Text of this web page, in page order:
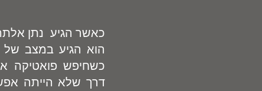
כאשר הגיע נתן
הוא הגיע במצב של
כשחיפש פואטיקה
דרך שלא הייתה